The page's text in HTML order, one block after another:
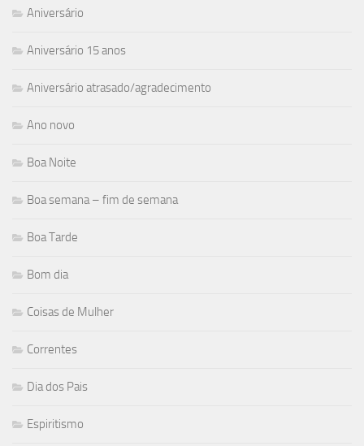
Aniversário
Aniversário 15 anos
Aniversário atrasado/agradecimento
Ano novo
Boa Noite
Boa semana – fim de semana
Boa Tarde
Bom dia
Coisas de Mulher
Correntes
Dia dos Pais
Espiritismo